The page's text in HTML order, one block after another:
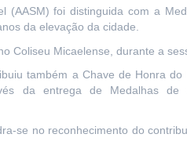
(AASM) foi distinguida com a
da elevação da cidade.
Coliseu Micaelense, durante a
também a Chave de Honra
da entrega de Medalhas
se no reconhecimento do